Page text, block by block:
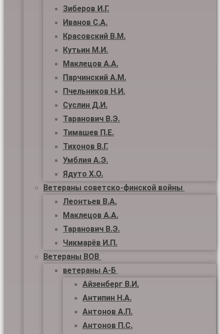
Зиберов И.Г.
Иванов С.А.
Красовский В.М.
Кутьин М.И.
Маклецов А.А.
Парчинский А.М.
Пчельников Н.И.
Суслин Д.И.
Таранович В.Э.
Тимашев П.Е.
Тихонов В.Г.
Умблия А.Э.
Ядуто Х.О.
Ветераны советско-финской войны
Леонтьев В.А.
Маклецов А.А.
Таранович В.Э.
Чикмарёв И.П.
Ветераны ВОВ
ветераны А-Б
Айзенберг В.И.
Антипин Н.А.
Антонов А.П.
Антонов П.С.